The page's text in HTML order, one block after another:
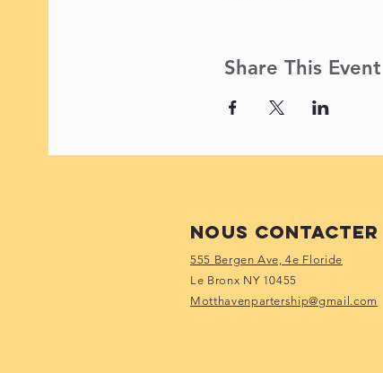
Share This Event
Nous contacter
555 Bergen Ave, 4e Floride
Le Bronx NY 10455
Motthavenpartership@gmail.com